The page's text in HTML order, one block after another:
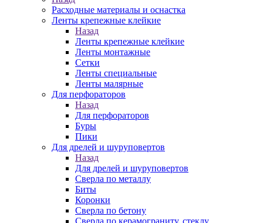
Расходные материалы и оснастка
Ленты крепежные клейкие
Назад
Ленты крепежные клейкие
Ленты монтажные
Сетки
Ленты специальные
Ленты малярные
Для перфораторов
Назад
Для перфораторов
Буры
Пики
Для дрелей и шуруповертов
Назад
Для дрелей и шуруповертов
Сверла по металлу
Биты
Коронки
Сверла по бетону
Сверла по керамограниту, стеклу